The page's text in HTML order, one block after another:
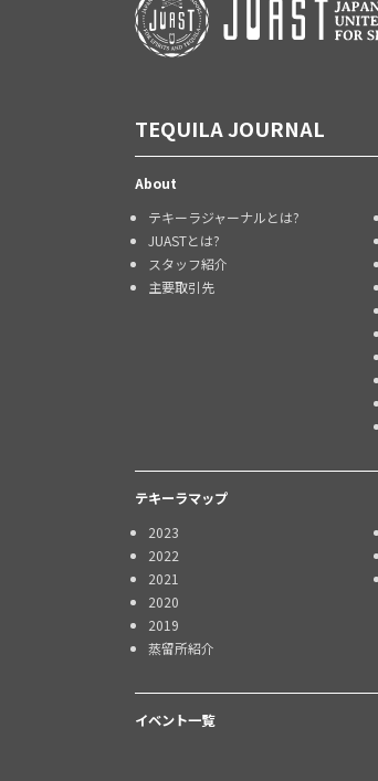
TEQUILA JOURNAL
About
テキーラジャーナルとは?
JUASTとは?
スタッフ紹介
主要取引先
テキーラマップ
2023
2022
2021
2020
2019
蒸留所紹介
イベント一覧